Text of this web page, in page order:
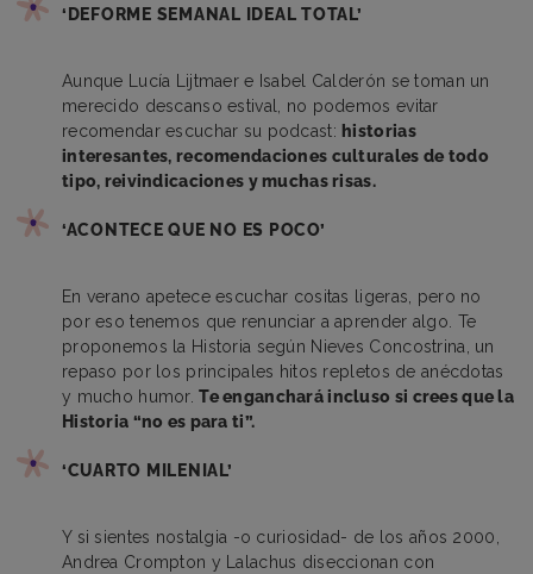
‘DEFORME SEMANAL IDEAL TOTAL’
Aunque Lucía Lijtmaer e Isabel Calderón se toman un
merecido descanso estival, no podemos evitar
recomendar escuchar su podcast: historias
interesantes, recomendaciones culturales de todo
tipo, reivindicaciones y muchas risas.
‘ACONTECE QUE NO ES POCO’
En verano apetece escuchar cositas ligeras, pero no
por eso tenemos que renunciar a aprender algo. Te
proponemos la Historia según Nieves Concostrina, un
repaso por los principales hitos repletos de anécdotas
y mucho humor.Te enganchará incluso si crees que la
Historia “no es para ti”.
‘CUARTO MILENIAL’
Y si sientes nostalgia -o curiosidad- de los años 2000,
Andrea Crompton y Lalachus diseccionan con